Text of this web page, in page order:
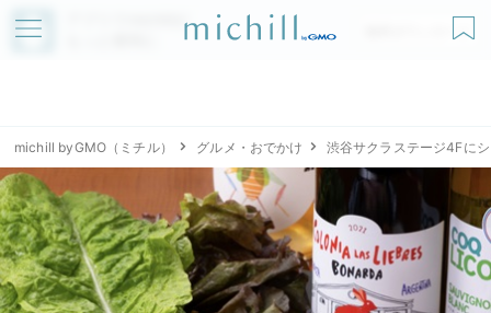
アプリでmichillが
無料ダウンロード
michill byGMO（ミチル） グルメ・おでかけ 渋谷サクラステージ4Fに